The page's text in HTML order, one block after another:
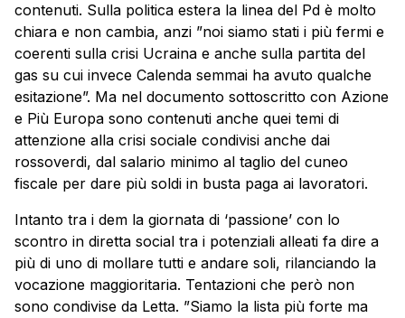
contenuti. Sulla politica estera la linea del Pd è molto
chiara e non cambia, anzi ”noi siamo stati i più fermi e
coerenti sulla crisi Ucraina e anche sulla partita del
gas su cui invece Calenda semmai ha avuto qualche
esitazione”. Ma nel documento sottoscritto con Azione
e Più Europa sono contenuti anche quei temi di
attenzione alla crisi sociale condivisi anche dai
rossoverdi, dal salario minimo al taglio del cuneo
fiscale per dare più soldi in busta paga ai lavoratori.
Intanto tra i dem la giornata di ‘passione’ con lo
scontro in diretta social tra i potenziali alleati fa dire a
più di uno di mollare tutti e andare soli, rilanciando la
vocazione maggioritaria. Tentazioni che però non
sono condivise da Letta. ”Siamo la lista più forte ma